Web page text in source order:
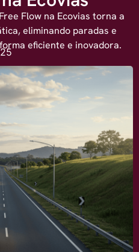
Flow na Ecovias torna a
eliminando paradas e
eficiente e inovadora.